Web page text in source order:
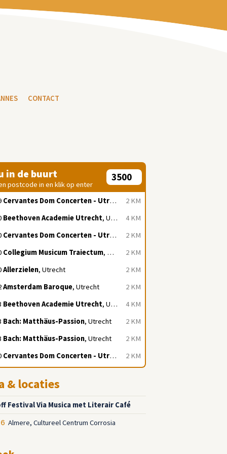
CONTACT
in de buurt
postcode in en klik op enter
2 KM
Cervantes Dom Concerten - Utrecht
, Utrecht
4 KM
Beethoven Academie Utrecht, Utrecht
2 KM
Cervantes Dom Concerten - Utrecht
, Utrecht
2 KM
Collegium Musicum Traiectum, Utrecht
2 KM
Allerzielen, Utrecht
2 KM
Amsterdam Baroque, Utrecht
4 KM
Beethoven Academie Utrecht, Utrecht
2 KM
Bach: Matthäus-Passion, Utrecht
2 KM
Bach: Matthäus-Passion, Utrecht
2 KM
Cervantes Dom Concerten - Utrecht , Utrecht
& locaties
Festival Via Musica met Literair Café
Almere, Cultureel Centrum Corrosia